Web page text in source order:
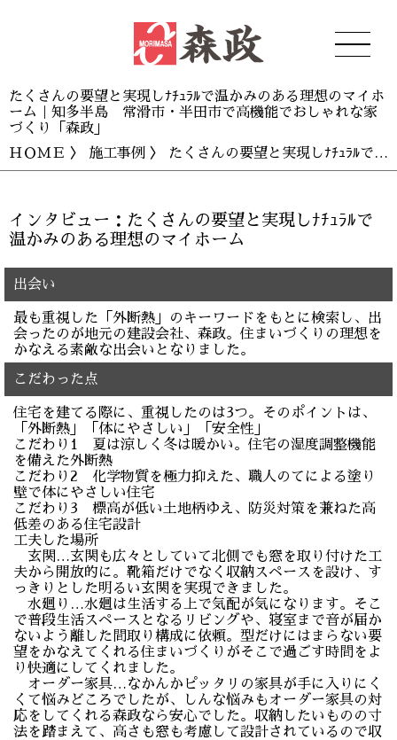
たくさんの要望と実現しﾅﾁｭﾗﾙで温かみのある理想のマイホ
ーム｜知多半島 常滑市・半田市で高機能でおしゃれな家
づくり「森政」
ＨＯＭＥ 〉 施工事例 〉 たくさんの要望と実現しﾅﾁｭﾗﾙで温かみのある理想のマイホーム
インタビュー：たくさんの要望と実現しﾅﾁｭﾗﾙで
温かみのある理想のマイホーム
出会い
最も重視した「外断熱」のキーワードをもとに検索し、出
会ったのが地元の建設会社、森政。住まいづくりの理想を
かなえる素敵な出会いとなりました。
こだわった点
住宅を建てる際に、重視したのは3つ。そのポイントは、
「外断熱」「体にやさしい」「安全性」
こだわり1 夏は涼しく冬は暖かい。住宅の湿度調整機能
を備えた外断熱
こだわり2 化学物質を極力抑えた、職人のてによる塗り
壁で体にやさしい住宅
こだわり3 標高が低い土地柄ゆえ、防災対策を兼ねた高
低差のある住宅設計
工夫した場所
玄関…玄関も広々としていて北側でも窓を取り付けた工
夫から開放的に。靴箱だけでなく収納スペースを設け、す
っきりとした明るい玄関を実現できました。
水廻り…水廻は生活する上で気配が気になります。そこ
で普段生活スペースとなるリビングや、寝室まで音が届か
ないよう離した間取り構成に依頼。型だけにはまらない要
望をかなえてくれる住まいづくりがそこで過ごす時間をよ
り快適にしてくれました。
オーダー家具…なかんかピッタリの家具が手に入りにく
くて悩みどころでしたが、しんな悩みもオーダー家具の対
応をしてくれる森政なら安心でした。収納したいものの寸
法を踏まえて、高さも窓も考慮して設計されているので収